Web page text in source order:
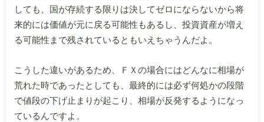
しても、国が存続する限りは決してゼロにならないから将
来的には価値が元に戻る可能性もあるし、投資資産が増え
る可能性まで残されているともいえちゃうんだよ。
こうした違いがあるため、ＦＸの場合にはどんなに相場が
荒れた時であったとしても、最終的には必ず何処かの段階
で値段の下げ止まりが起こり、相場が反発するようになっ
ているんですよ。